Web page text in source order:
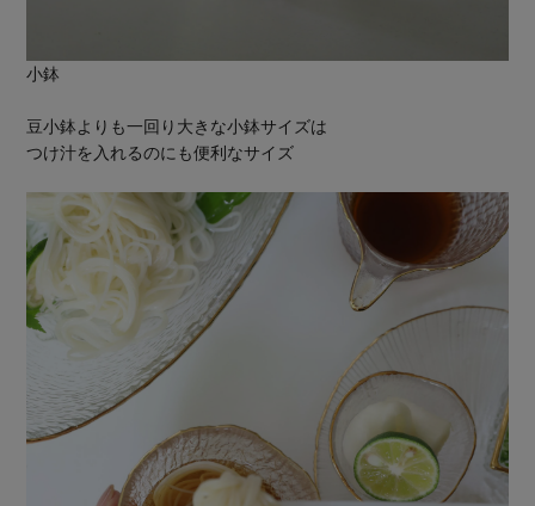
小鉢
豆小鉢よりも一回り大きな小鉢サイズは
つけ汁を入れるのにも便利なサイズ